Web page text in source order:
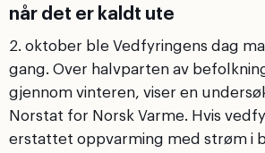
når det er kaldt ute
2. oktober ble Vedfyringens dag
gang. Over halvparten av
gjennom vinteren, viser en
Norstat for Norsk Varme. Hvis
erstattet oppvarming med strøm i